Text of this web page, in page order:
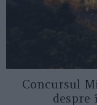
Concursul